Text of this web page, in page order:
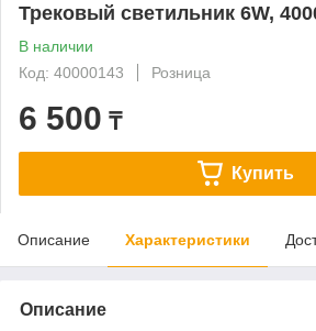
Трековый светильник 6W,
В наличии
Код: 40000143
Розница
6 500 ₸
Купить
Описание Характеристики
Описание